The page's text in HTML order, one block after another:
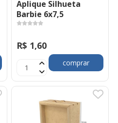
Aplique Silhueta
Barbie 6x7,5
R$ 1,60
comprar